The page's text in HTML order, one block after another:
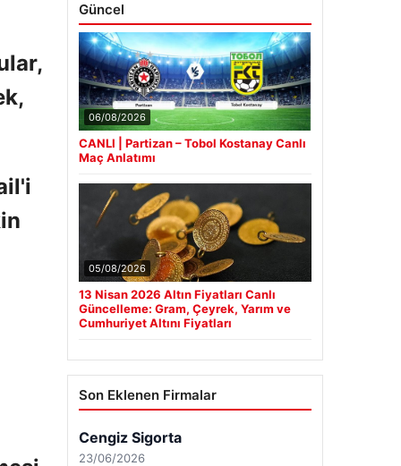
Güncel
06/08/2026
CANLI | Partizan – Tobol Kostanay Canlı
Maç Anlatımı
05/08/2026
13 Nisan 2026 Altın Fiyatları Canlı
Güncelleme: Gram, Çeyrek, Yarım ve
Cumhuriyet Altını Fiyatları
Son Eklenen Firmalar